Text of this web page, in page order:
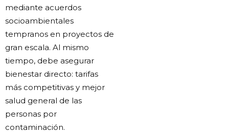
mediante acuerdos
socioambientales
tempranos en proyectos de
gran escala. Al mismo
tiempo, debe asegurar
bienestar directo: tarifas
más competitivas y mejor
salud general de las
personas por
contaminación.